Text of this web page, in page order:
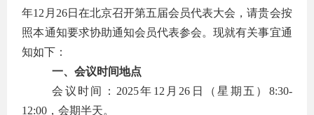
年12月26日在北京召开第五届会员代表大会，请贵会按
照本通知要求协助通知会员代表参会。现就有关事宜通
知如下：
一、会议时间地点
会议时间：2025年12月26日（星期五）8:30-
12:00，会期半天。